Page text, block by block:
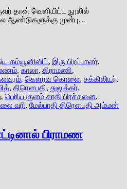
தான் வெளியிட்ட நூலில்
ஆண்டுகளுக்கு முன்பு…
கம்யூனிஸிட் , இரு பிறப்பாளர்,
, காலா, கிராமணி,
, கௌரவ கொலை, சக்கிலியர்,
, திரௌபதி, துலுக்கர்,
, பெரிய குளம் சாதி பிரச்சனை,
வரி, மேல்பாதி திரௌபதி அம்மன்
பிராமண